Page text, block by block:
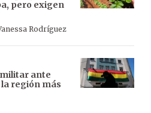
pero exigen
Rodríguez
ante
región más